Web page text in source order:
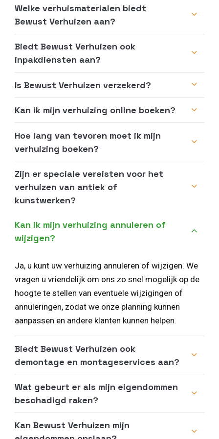
Welke verhuismaterialen biedt
Bewust Verhuizen aan?
Biedt Bewust Verhuizen ook
inpakdiensten aan?
Is Bewust Verhuizen verzekerd?
Kan ik mijn verhuizing online boeken?
Hoe lang van tevoren moet ik mijn
verhuizing boeken?
Zijn er speciale vereisten voor het
verhuizen van antiek of
kunstwerken?
Kan ik mijn verhuizing annuleren of
wijzigen?
Ja, u kunt uw verhuizing annuleren of wijzigen. We
vragen u vriendelijk om ons zo snel mogelijk op de
hoogte te stellen van eventuele wijzigingen of
annuleringen, zodat we onze planning kunnen
aanpassen en andere klanten kunnen helpen.
Biedt Bewust Verhuizen ook
demontage en montageservices aan?
Wat gebeurt er als mijn eigendommen
beschadigd raken?
Kan Bewust Verhuizen mijn